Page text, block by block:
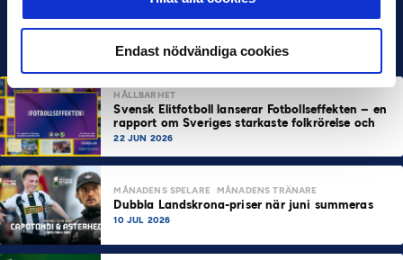
Endast nödvändiga cookies
HÅLLBARHET
Svensk Elitfotboll lanserar Fotbollseffekten – en
rapport om Sveriges starkaste folkrörelse och
samhällskraft
22 JUN 2026
MÅNADENS SPELARE MÅNADENS TRÄNARE
Dubbla Landskrona-priser när juni summeras
10 JUL 2026